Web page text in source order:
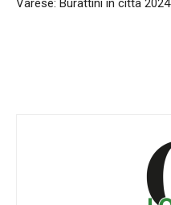
Varese: Burattini in città 2024